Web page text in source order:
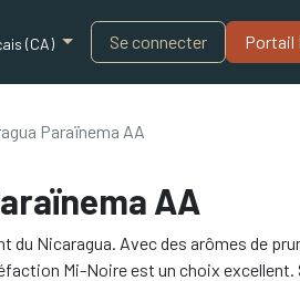
Blogue
(CA) Se connecter Portail
Paraïnema AA
AA
du Nicaragua. Avec des arômes de
Mi-Noire est un choix excellent.